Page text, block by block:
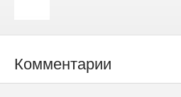
Комментарии